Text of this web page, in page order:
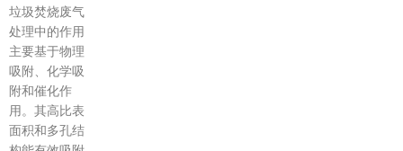
垃圾焚烧废气
处理中的作用
主要基于物理
吸附、化学吸
附和催化作
用。其高比表
面积和多孔结